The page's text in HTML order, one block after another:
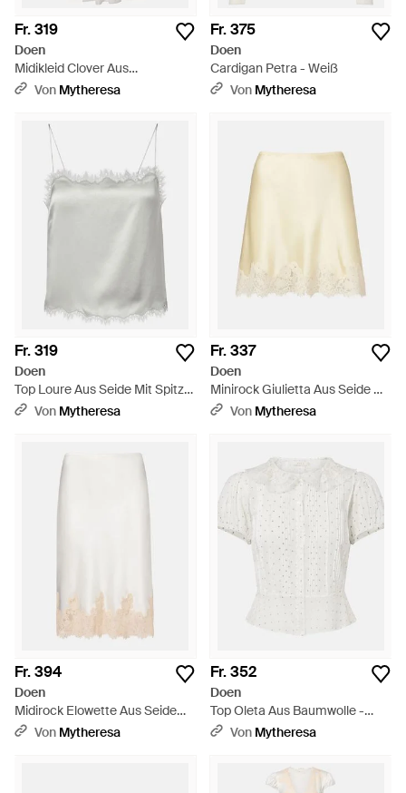
Fr. 319
Doen
Midikleid Clover Aus
Baumwollpopeline - Weiß
Von Mytheresa
Fr. 375
Doen
Cardigan Petra - Weiß
Von Mytheresa
Fr. 319
Doen
Top Loure Aus Seide Mit Spitze
- Weiß
Von Mytheresa
Fr. 337
Doen
Minirock Giulietta Aus Seide Mit
Spitze - Weiß
Von Mytheresa
Fr. 394
Doen
Midirock Elowette Aus Seide
Mit Spitze - Weiß
Von Mytheresa
Fr. 352
Doen
Top Oleta Aus Baumwolle -
WeißVon Mytheresa